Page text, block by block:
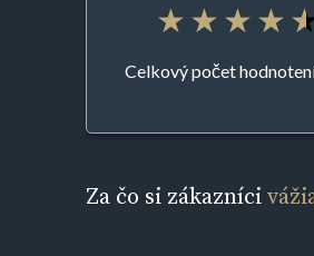
Celkový počet
Za čo si zákazníci